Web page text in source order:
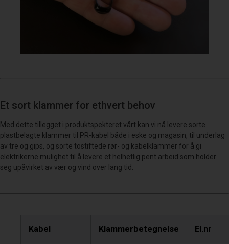
Et sort klammer for ethvert behov
Med dette tillegget i produktspekteret vårt kan vi nå levere sorte
plastbelagte klammer til PR-kabel både i eske og magasin, til underlag
av tre og gips, og sorte tostiftede rør- og kabelklammer for å gi
elektrikerne mulighet til å levere et helhetlig pent arbeid som holder
seg upåvirket av vær og vind over lang tid.
Kabel Klammerbetegnelse El.nr